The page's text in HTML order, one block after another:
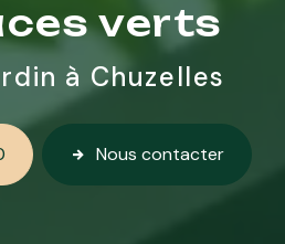
verts
à Chuzelles
Nous contacter